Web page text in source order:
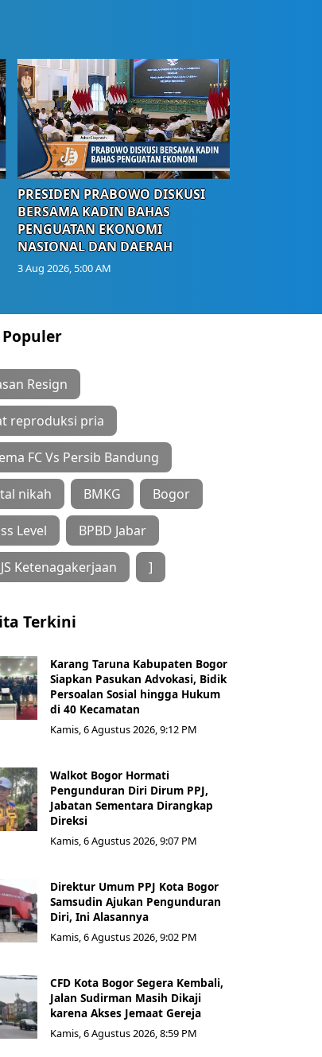
PRESIDEN PRABOWO DISKUSI
BERSAMA KADIN BAHAS
PENGUATAN EKONOMI
NASIONAL DAN DAERAH
3 Aug 2026, 5:00 AM
Populer
Resign
reproduksi pria
FC Vs Persib Bandung
nikah BMKG Bogor
Level BPBD Jabar
Ketenagakerjaan ]
Terkini
Karang Taruna Kabupaten Bogor
Siapkan Pasukan Advokasi, Bidik
Persoalan Sosial hingga Hukum
di 40 Kecamatan
Kamis, 6 Agustus 2026, 9:12 PM
Walkot Bogor Hormati
Pengunduran Diri Dirum PPJ,
Jabatan Sementara Dirangkap
Direksi
Kamis, 6 Agustus 2026, 9:07 PM
Direktur Umum PPJ Kota Bogor
Samsudin Ajukan Pengunduran
Diri, Ini Alasannya
Kamis, 6 Agustus 2026, 9:02 PM
CFD Kota Bogor Segera Kembali,
Jalan Sudirman Masih Dikaji
karena Akses Jemaat Gereja
Kamis, 6 Agustus 2026, 8:59 PM